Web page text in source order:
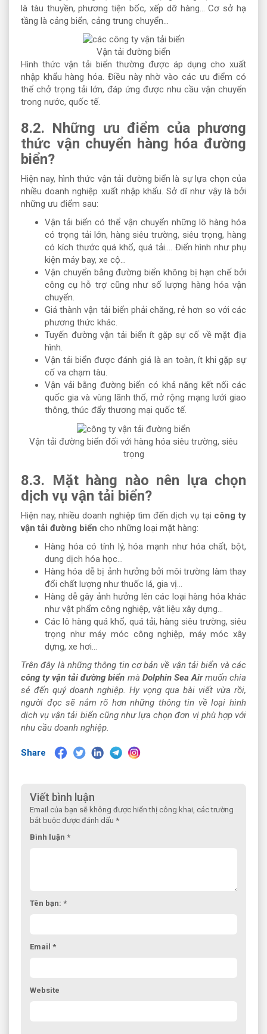
là tàu thuyền, phương tiện bốc, xếp dỡ hàng… Cơ sở hạ
tầng là cảng biển, cảng trung chuyển…
Vận tải đường biển
Hình thức vận tải biển thường được áp dụng cho xuất
nhập khẩu hàng hóa. Điều này nhờ vào các ưu điểm có
thể chở trọng tải lớn, đáp ứng được nhu cầu vận chuyển
trong nước, quốc tế.
8.2. Những ưu điểm của phương
thức vận chuyển hàng hóa đường
biển?
Hiện nay, hình thức vận tải đường biển là sự lựa chọn của
nhiều doanh nghiệp xuất nhập khẩu. Sở dĩ như vậy là bởi
những ưu điểm sau:
Vận tải biển có thể vận chuyển những lô hàng hóa
có trọng tải lớn, hàng siêu trường, siêu trọng, hàng
có kích thước quá khổ, quá tải…. Điển hình như phụ
kiện máy bay, xe cộ…
Vận chuyển bằng đường biển không bị hạn chế bởi
công cụ hỗ trợ cũng như số lượng hàng hóa vận
chuyển.
Giá thành vận tải biển phải chăng, rẻ hơn so với các
phương thức khác.
Tuyến đường vận tải biển ít gặp sự cố về mặt địa
hình.
Vận tải biển được đánh giá là an toàn, ít khi gặp sự
cố va chạm tàu.
Vận vải bằng đường biển có khả năng kết nối các
quốc gia và vùng lãnh thổ, mở rộng mạng lưới giao
thông, thúc đẩy thương mại quốc tế.
Vận tải đường biển đối với hàng hóa siêu trường, siêu
trọng
8.3. Mặt hàng nào nên lựa chọn
dịch vụ vận tải biển?
Hiện nay, nhiều doanh nghiệp tìm đến dịch vụ tại công ty
vận tải đường biển cho những loại mặt hàng:
Hàng hóa có tính lý, hóa mạnh như hóa chất, bột,
dung dịch hóa học…
Hàng hóa dễ bị ảnh hưởng bởi môi trường làm thay
đổi chất lượng như thuốc lá, gia vị…
Hàng dễ gây ảnh hưởng lên các loại hàng hóa khác
như vật phẩm công nghiệp, vật liệu xây dựng…
Các lô hàng quá khổ, quá tải, hàng siêu trường, siêu
trọng như máy móc công nghiệp, máy móc xây
dựng, xe hơi…
Trên đây là những thông tin cơ bản về vận tải biển và các
công ty vận tải đường biển mà Dolphin Sea Airmuốn chia
sẻ đến quý doanh nghiệp. Hy vọng qua bài viết vừa rồi,
người đọc sẽ nắm rõ hơn những thông tin về loại hình
dịch vụ vận tải biển cũng như lựa chọn đơn vị phù hợp với
nhu cầu doanh nghiệp.
Share
Viết bình luận
Email của bạn sẽ không được hiển thị công khai, các trường
bắt buộc được đánh dấu *
Bình luận *
Tên bạn: *
Email *
Website